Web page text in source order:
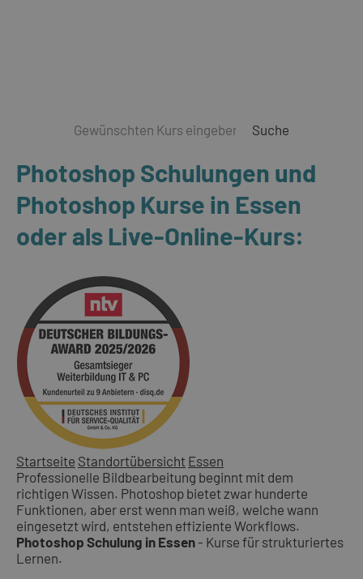
Suche
Photoshop Schulungen und
Photoshop Kurse in Essen
oder als Live-Online-Kurs:
Startseite Standortübersicht Essen
Professionelle Bildbearbeitung beginnt mit dem
richtigen Wissen. Photoshop bietet zwar hunderte
Funktionen, aber erst wenn man weiß, welche wann
eingesetzt wird, entstehen effiziente Workflows.
Photoshop Schulung in Essen- Kurse für strukturiertes
Lernen.